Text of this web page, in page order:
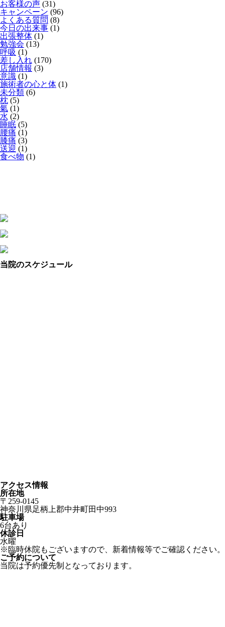
お客様の声 (31)
キャンペーン (96)
よくある質問 (8)
今日の出来事 (1)
出張整体 (1)
勉強会 (13)
呼吸 (1)
差し入れ (170)
店舗情報 (3)
意識 (1)
施術者の心と体 (1)
未分類 (6)
枕 (5)
氣 (1)
水 (2)
睡眠 (5)
腰痛 (1)
膝痛 (3)
送迎 (1)
食べ物 (1)
当院のスケジュール
アクセス情報
所在地
〒259-0145
神奈川県足柄上郡中井町田中993
駐車場
6台あり
休診日
水曜
※臨時休院もございますので、新着情報等でご確認ください。
ご予約について
当院は予約優先制となっております。